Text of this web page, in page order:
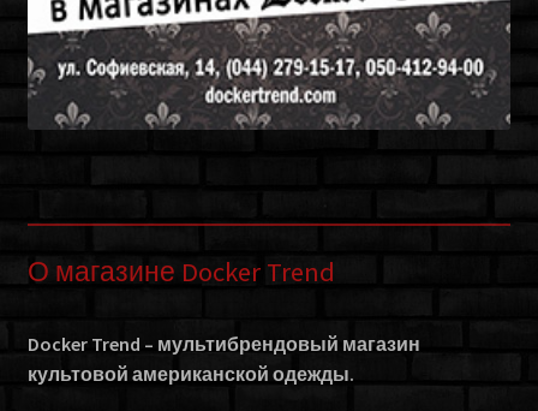
О магазине Docker Trend
Docker Trend – мультибрендовый магазин
культовой американской одежды.